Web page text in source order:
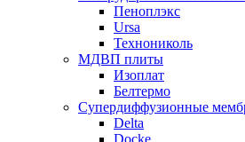
Пеноплэкс
Ursa
Технониколь
МДВП плиты
Изоплат
Белтермо
Супердиффузионные
Delta
Docke